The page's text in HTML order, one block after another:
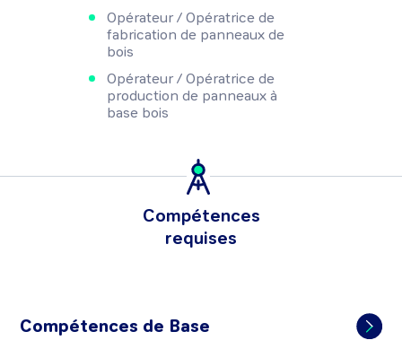
Opérateur / Opératrice de
fabrication de panneaux de
bois
Opérateur / Opératrice de
production de panneaux à
base bois
Compétences
requises
Compétences de Base